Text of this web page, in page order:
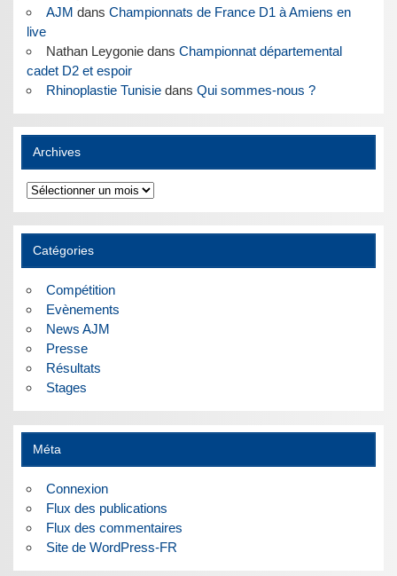
AJM dans Championnats de France D1 à Amiens en
live
Nathan Leygoniedans Championnat départemental
cadet D2 et espoir
Rhinoplastie Tunisiedans Qui sommes-nous ?
Archives
Archives
Catégories
Compétition
Evènements
News AJM
Presse
Résultats
Stages
Méta
Connexion
Flux des publications
Flux des commentaires
Site de WordPress-FR